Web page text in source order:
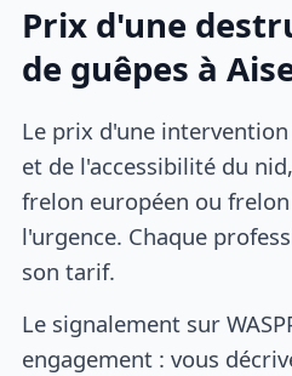
Prix d'une
de guêpes à
Le prix d'une
et de l'accessibilité du
frelon européen ou
l'urgence. Chaque
son tarif.
Le signalement sur
engagement : vous